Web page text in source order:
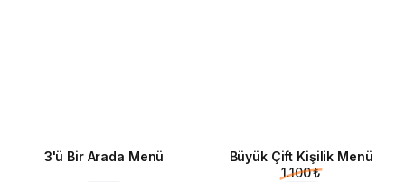
3'ü Bir Arada Menü
Büyük Çift Kişilik Menü
1.100 ₺